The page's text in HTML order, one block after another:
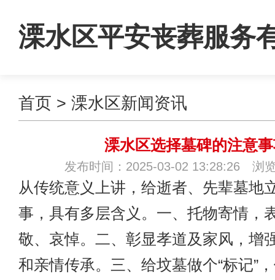
溧水区平安丧葬服务
司
首页 > 溧水区新闻资讯
溧水区选择墓碑的注意
发布时间：2025-03-02 13:28:26 浏
从传统意义上讲，给逝者、先辈墓地
事，具有多层含义。一、托物寄情，
敬、哀悼。二、彰显孝道及家风，增
和亲情传承。三、给坟墓做个“标记”